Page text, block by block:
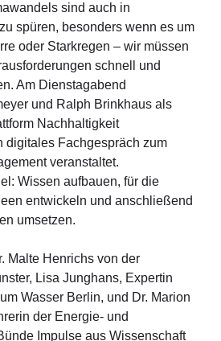
sind auch in
spüren, besonders wenn es um
oder Starkregen – wir müssen
schnell und
Am Dienstagabend
und Ralph Brinkhaus als
Nachhaltigkeit
digitales Fachgespräch zum
veranstaltet.
Wissen aufbauen, für die
entwickeln und anschließend
umsetzen.
Malte Henrichs von der
Lisa Junghans, Expertin
Wasser Berlin, und Dr. Marion
der Energie- und
Impulse aus Wissenschaft